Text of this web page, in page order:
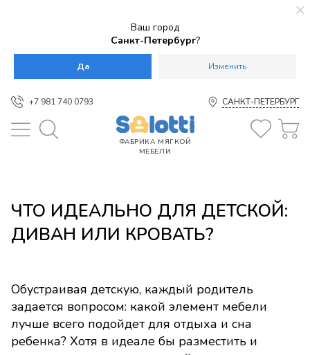
Ваш город
Санкт-Петербург?
Да Изменить
+7 981 740 0793 САНКТ-ПЕТЕРБУРГ
ФАБРИКА МЯГКОЙ
МЕБЕЛИ
ЧТО ИДЕАЛЬНО ДЛЯ ДЕТСКОЙ:
ДИВАН ИЛИ КРОВАТЬ?
Обустраивая детскую, каждый родитель
задается вопросом: какой элемент мебели
лучше всего подойдет для отдыха и сна
ребенка? Хотя в идеале бы разместить и